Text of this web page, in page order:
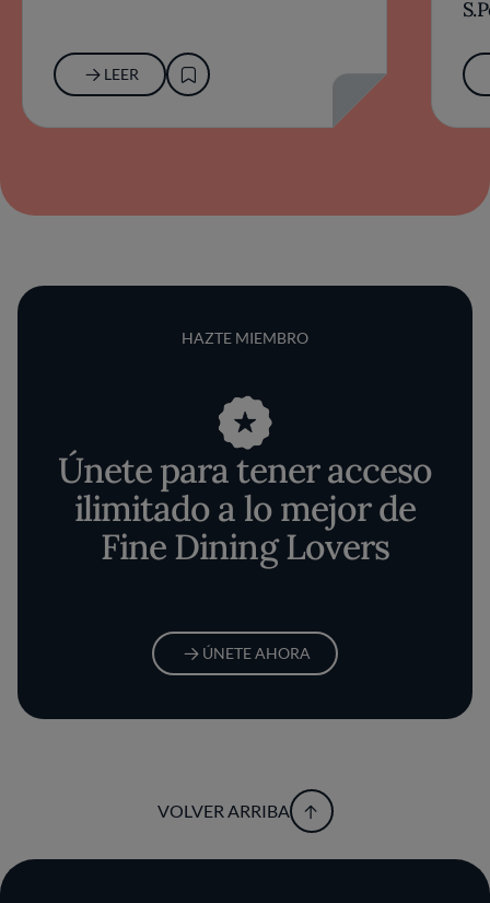
LEER
HAZTE MIEMBRO
Únete para tener acceso
ilimitado a lo mejor de
Fine Dining Lovers
ÚNETE AHORA
VOLVER ARRIBA